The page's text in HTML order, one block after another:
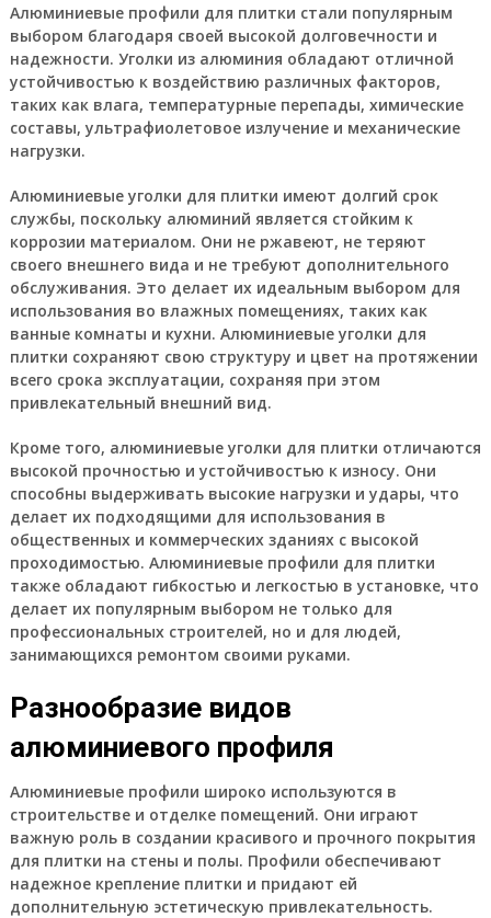
Алюминиевые профили для плитки стали популярным
выбором благодаря своей высокой долговечности и
надежности. Уголки из алюминия обладают отличной
устойчивостью к воздействию различных факторов,
таких как влага, температурные перепады, химические
составы, ультрафиолетовое излучение и механические
нагрузки.
Алюминиевые уголки для плитки имеют долгий срок
службы, поскольку алюминий является стойким к
коррозии материалом. Они не ржавеют, не теряют
своего внешнего вида и не требуют дополнительного
обслуживания. Это делает их идеальным выбором для
использования во влажных помещениях, таких как
ванные комнаты и кухни. Алюминиевые уголки для
плитки сохраняют свою структуру и цвет на протяжении
всего срока эксплуатации, сохраняя при этом
привлекательный внешний вид.
Кроме того, алюминиевые уголки для плитки отличаются
высокой прочностью и устойчивостью к износу. Они
способны выдерживать высокие нагрузки и удары, что
делает их подходящими для использования в
общественных и коммерческих зданиях с высокой
проходимостью. Алюминиевые профили для плитки
также обладают гибкостью и легкостью в установке, что
делает их популярным выбором не только для
профессиональных строителей, но и для людей,
занимающихся ремонтом своими руками.
Разнообразие видов
алюминиевого профиля
Алюминиевые профили широко используются в
строительстве и отделке помещений. Они играют
важную роль в создании красивого и прочного покрытия
для плитки на стены и полы. Профили обеспечивают
надежное крепление плитки и придают ей
дополнительную эстетическую привлекательность.